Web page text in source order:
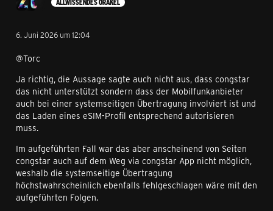
ALLWISSENDES ORAKEL
6. Juni 2026 um 12:04
@Torc
Ja richtig, die Aussage sagte auch nicht aus, dass congstar
das nicht unterstützt sondern dass der Mobilfunkanbieter
auch bei einer systemseitigen Übertragung involviert ist und
das Laden eines eSIM-Profil entsprechend autorisieren
muss.
Im aufgeführten Fall war das aber anscheinend von Seiten
congstar auch auf dem Weg via congstar App nicht möglich,
weshalb die systemseitige Übertragung
höchstwahrscheinlich ebenfalls fehlgeschlagen wäre mit den
aufgeführten Folgen.